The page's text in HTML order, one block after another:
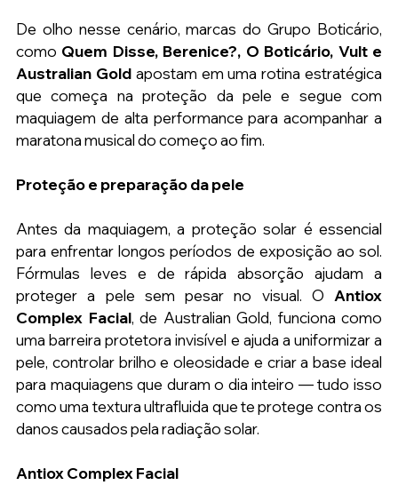
De olho nesse cenário, marcas do Grupo Boticário,
como Quem Disse, Berenice?, O Boticário, Vult e
Australian Gold apostam em uma rotina estratégica
que começa na proteção da pele e segue com
maquiagem de alta performance para acompanhar a
maratona musical do começo ao fim.
Proteção e preparação da pele
Antes da maquiagem, a proteção solar é essencial
para enfrentar longos períodos de exposição ao sol.
Fórmulas leves e de rápida absorção ajudam a
proteger a pele sem pesar no visual. O Antiox
Complex Facial, de Australian Gold, funciona como
uma barreira protetora invisível e ajuda a uniformizar a
pele, controlar brilho e oleosidade e criar a base ideal
para maquiagens que duram o dia inteiro — tudo isso
como uma textura ultrafluida que te protege contra os
danos causados pela radiação solar.
Antiox Complex Facial